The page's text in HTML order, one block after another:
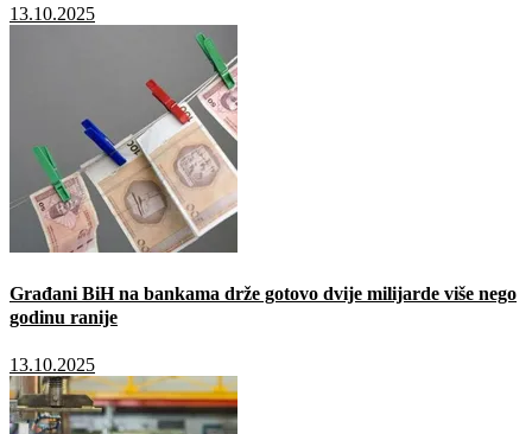
13.10.2025
Građani BiH na bankama drže gotovo dvije milijarde više nego
godinu ranije
13.10.2025